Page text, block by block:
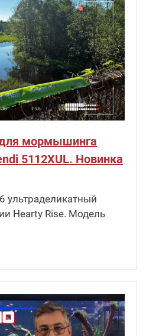
мормышинга
5112XUL. Новинка
ультраделикатный
Hearty Rise. Модель